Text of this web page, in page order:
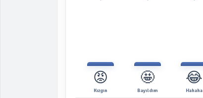
😡
Kızgın
🤩
Bayıldım
😂
Hahaha